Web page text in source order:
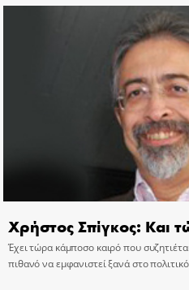
Χρήστος Σπίγκος: Και
Έχει τώρα κάμποσο καιρό που
πιθανό να εμφανιστεί ξανά στο